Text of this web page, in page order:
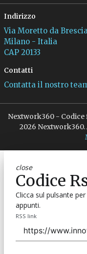
Indirizzo
Via Moretto da
Milano - Italia
CAP 20133
Contatti
Contatta il nostro
Nextwork360 - Codice
2026 Nextwork360.
close
Codice
Clicca sul pulsante
appunti.
RSS link